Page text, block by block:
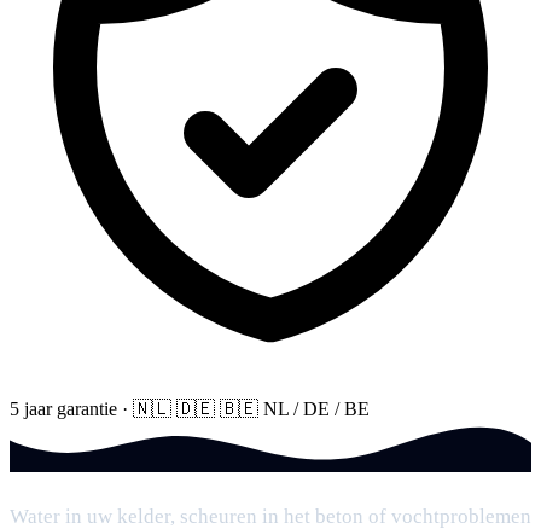
5 jaar garantie · 🇳🇱 🇩🇪 🇧🇪 NL / DE / BE
Water in uw kelder, scheuren in het beton of vochtproblemen